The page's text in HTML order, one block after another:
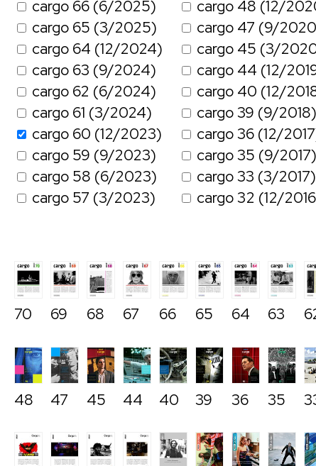
cargo 66 (6/2025)
cargo 65 (3/2025)
cargo 64 (12/2024)
cargo 63 (9/2024)
cargo 62 (6/2024)
cargo 61 (3/2024)
cargo 60 (12/2023)
cargo 59 (9/2023)
cargo 58 (6/2023)
cargo 57 (3/2023)
cargo 48 (12/
cargo 47 (9/
cargo 45 (3/
cargo 44 (12/
cargo 40 (12/
cargo 39 (9/2018)
cargo 36 (12/
cargo 35 (9/2017)
cargo 33 (3/2017)
cargo 32 (12/
70 69 68 67 66 65 64 63
48 47 45 44 40 39 36 35